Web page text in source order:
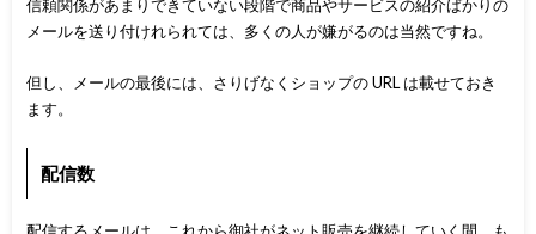
信頼関係があまりできていない段階で商品やサービスの紹介ばかりの
メールを送り付けれられては、多くの人が嫌がるのは当然ですね。
但し、メールの最後には、さりげなくショップの URL は載せておき
ます。
配信数